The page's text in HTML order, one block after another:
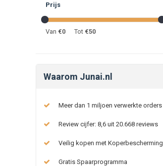
Prijs
Van €0 Tot €50
Waarom Junai.nl
Meer dan 1 miljoen verwerkte orders
Review cijfer: 8,6 uit 20.668 reviews
Veilig kopen met Koperbescherming
Gratis Spaarprogramma